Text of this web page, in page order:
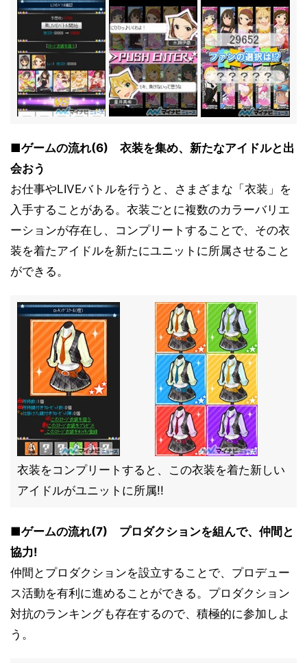
■ゲームの流れ(6) 衣装を集め、新たなアイドルと出
会おう
お仕事やLIVEバトルを行うと、さまざまな「衣装」を
入手することがある。衣装ごとに複数のカラーバリエ
ーションが存在し、コンプリートすることで、その衣
装を着たアイドルを新たにユニットに所属させること
ができる。
衣装をコンプリートすると、この衣装を着た新しい
アイドルがユニットに所属!!
■ゲームの流れ(7) プロダクションを組んで、仲間と
協力!
仲間とプロダクションを設立することで、プロデュー
ス活動を有利に進めることができる。プロダクション
対抗のランキングも存在するので、積極的に参加しよ
う。